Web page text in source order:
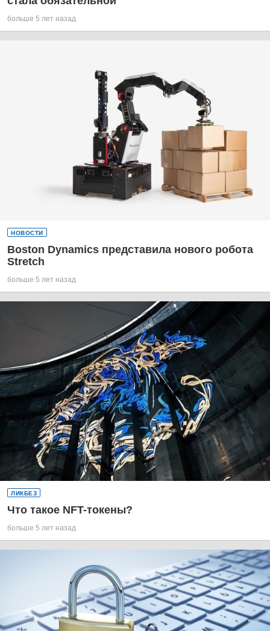
больше 5 лет назад
НОВОСТИ
Boston Dynamics представила нового робота
Stretch
больше 5 лет назад
ЛИКБЕЗ
Что такое NFT-токены?
больше 5 лет назад